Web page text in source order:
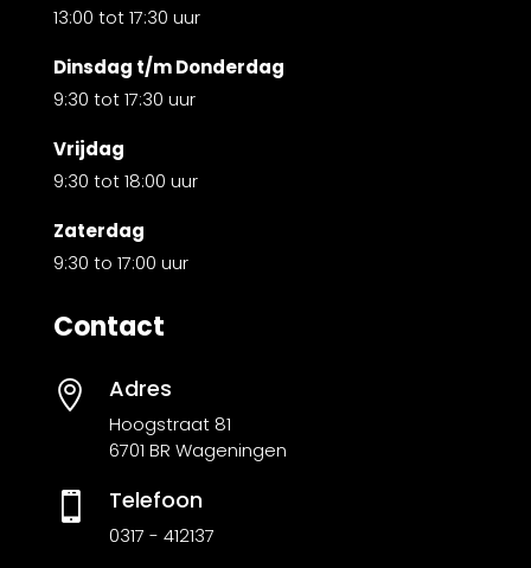
13:00 tot 17:30 uur
Dinsdag t/m Donderdag
9:30 tot 17:30 uur
Vrijdag
9:30 tot 18:00 uur
Zaterdag
9:30 to 17:00 uur
Contact
 Adres
Hoogstraat 81
6701 BR Wageningen
 Telefoon
0317 - 412137